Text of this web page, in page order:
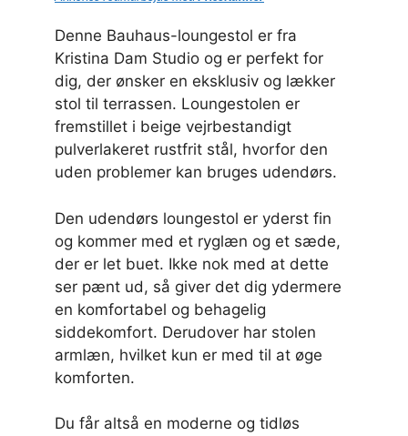
Denne Bauhaus-loungestol er fra
Kristina Dam Studio og er perfekt for
dig, der ønsker en eksklusiv og lækker
stol til terrassen. Loungestolen er
fremstillet i beige vejrbestandigt
pulverlakeret rustfrit stål, hvorfor den
uden problemer kan bruges udendørs.
Den udendørs loungestol er yderst fin
og kommer med et ryglæn og et sæde,
der er let buet. Ikke nok med at dette
ser pænt ud, så giver det dig ydermere
en komfortabel og behagelig
siddekomfort. Derudover har stolen
armlæn, hvilket kun er med til at øge
komforten.
Du får altså en moderne og tidløs